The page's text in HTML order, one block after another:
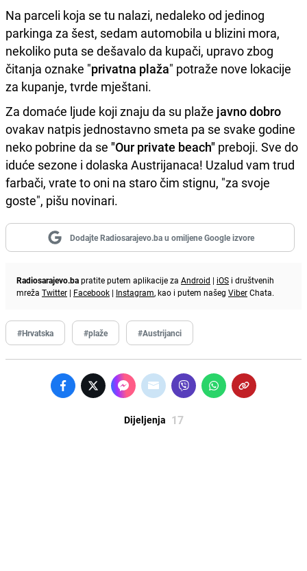
Na parceli koja se tu nalazi, nedaleko od jedinog
parkinga za šest, sedam automobila u blizini mora,
nekoliko puta se dešavalo da kupači, upravo zbog
čitanja oznake "privatna plaža" potraže nove lokacije
za kupanje, tvrde mještani.
Za domaće ljude koji znaju da su plaže javno dobro
ovakav natpis jednostavno smeta pa se svake godine
neko pobrine da se "Our private beach" preboji. Sve do
iduće sezone i dolaska Austrijanaca! Uzalud vam trud
farbači, vrate to oni na staro čim stignu, "za svoje
goste", pišu novinari.
Dodajte Radiosarajevo.ba u omiljene Google izvore
Radiosarajevo.bapratite putem aplikacije za Android | iOS i društvenih
mreža Twitter | Facebook | Instagram, kao i putem našeg ViberChata.
#Hrvatska #plaže #Austrijanci
Dijeljenja 17